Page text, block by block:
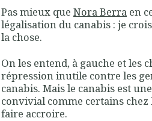
Pas mieux que Nora Berra en
légalisation du canabis : je
la chose.
On les entend, à gauche et les
répression inutile contre les
canabis. Mais le canabis est
convivial comme certains chez
faire accroire.